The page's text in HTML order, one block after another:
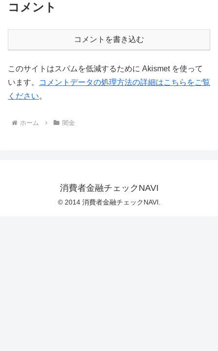
コメント
コメントを書き込む
このサイトはスパムを低減するために Akismet を使って
います。
コメントデータの処理方法の詳細はこちらをご覧
ください。
ホーム 闇金
消費者金融チェックNAVI
© 2014 消費者金融チェックNAVI.